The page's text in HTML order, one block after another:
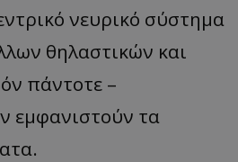
νευρικό σύστημα
θηλαστικών και
πάντοτε –
εμφανιστούν τα